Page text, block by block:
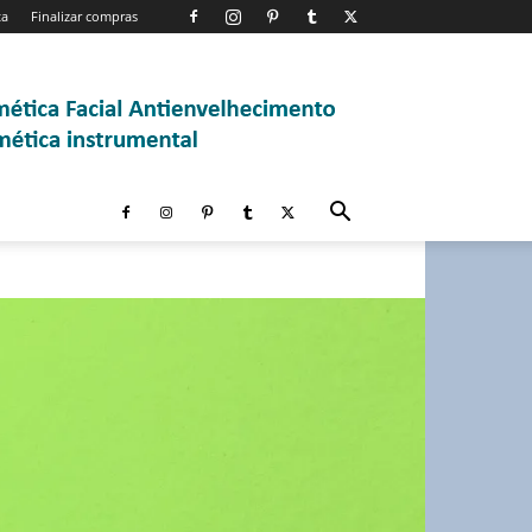
Finalizar compras